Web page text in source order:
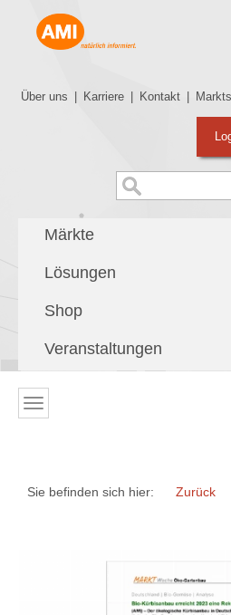
Über uns Karriere Kontakt
Märkte
Lösungen
Shop
Veranstaltungen
Sie befinden sich hier: Zurück